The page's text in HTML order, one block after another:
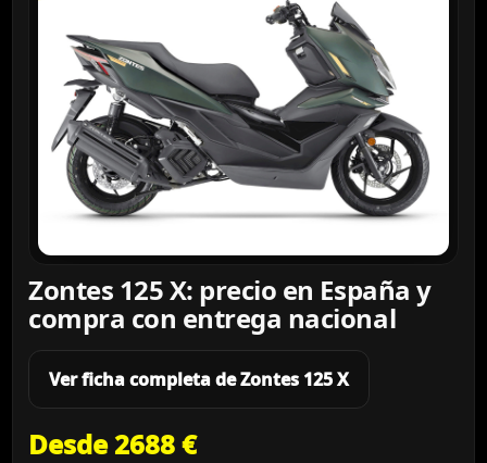
Zontes 125 X: precio en España y
compra con entrega nacional
Ver ficha completa de Zontes 125 X
Desde 2688 €